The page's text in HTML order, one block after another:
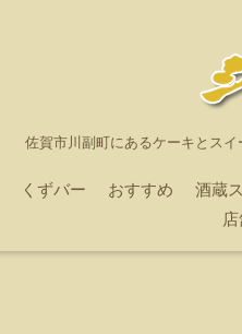
佐賀市川副町にあるケーキとス
くずバー おすすめ 酒蔵